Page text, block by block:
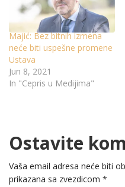
Majić: Bez bitnih izmena
neće biti uspešne promene
Ustava
Jun 8, 2021
In "Cepris u Medijima"
Ostavite
Vaša email adresa neće biti
prikazana sa zvezdicom *